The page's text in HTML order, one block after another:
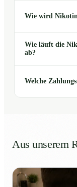
Wie wird
Wie läuft die
ab?
Welche
Aus unserem